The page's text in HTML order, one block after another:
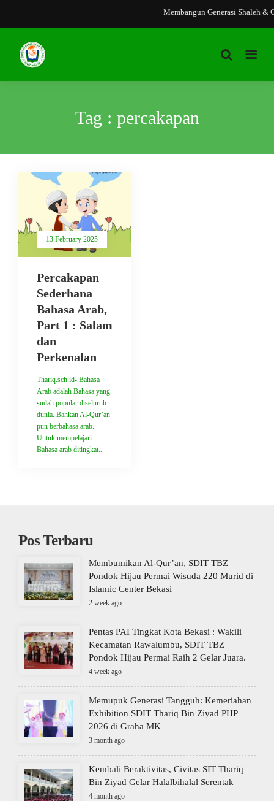
Membangun Generasi Shaleh &
Tag : percakapan
13 February 2025
Percakapan
Sederhana
Bahasa Arab,
Part 1 : Salam
dan
Perkenalan
Thariq.sch.id- Bahasa
Arab adalah Bahasa yang
sudah popular diseluruh
dunia. Bahkan Al-Qur’an
pun berbahasa arab.
Untuk mempelajari
Bahasa arab ditingkat..
Pos Terbaru
Membumikan Al-Qur’an, SDIT TBZ
Pondok Hijau Permai Wisuda 220 Murid di
Islamic Center Bekasi
2 week ago
Pentas PAI Tingkat Kota Bekasi : Wakili
Kecamatan Rawalumbu, SDIT TBZ
Pondok Hijau Permai Raih 2 Gelar Juara.
4 week ago
Memupuk Generasi Tangguh: Kemeriahan
Exhibition SDIT Thariq Bin Ziyad PHP
2026 di Graha MK
3 month ago
Kembali Beraktivitas, Civitas SIT Thariq
Bin Ziyad Gelar Halalbihalal Serentak
4 month ago